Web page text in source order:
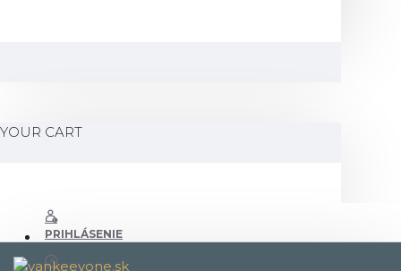
YOUR CART
PRIHLÁSENIE